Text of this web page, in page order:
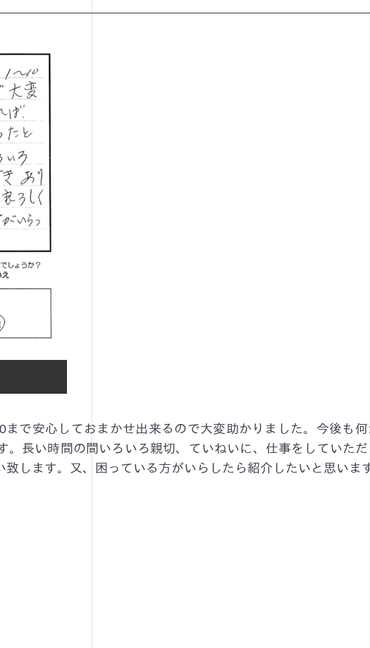
で安心しておまかせ出来るので大変助かりました。今後も
。長い時間の間いろいろ親切、ていねいに、仕事をしていた
します。又、困っている方がいらしたら紹介したいと思います